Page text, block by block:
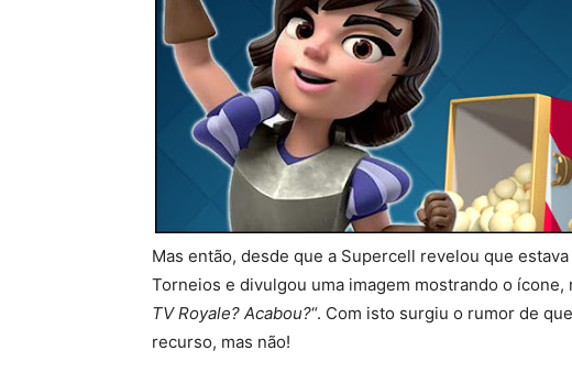
Mas então, desde que a Supercell revelou que
Torneios e divulgou uma imagem mostrando o
TV Royale? Acabou?“. Com isto surgiu o rumor de
recurso, mas não!